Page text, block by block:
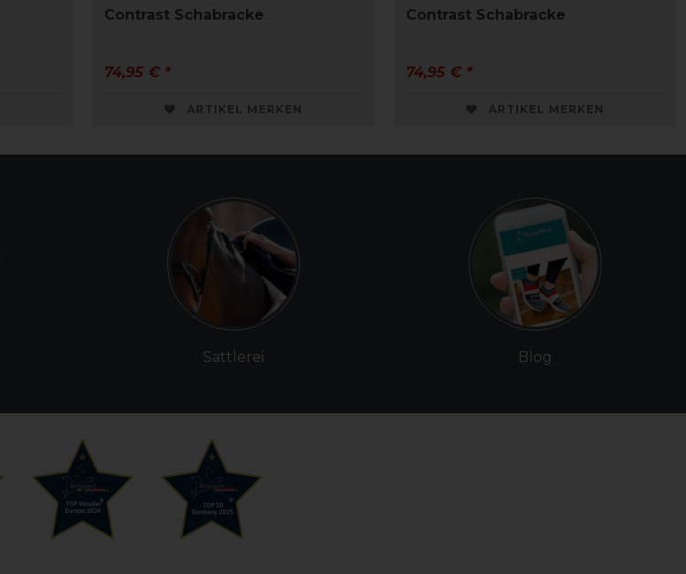
Contrast Schabracke
74,95 € *
ARTIKEL MERKEN
Contrast Schabracke
74,95 € *
ARTIKEL MERKEN
Sattlerei Blog